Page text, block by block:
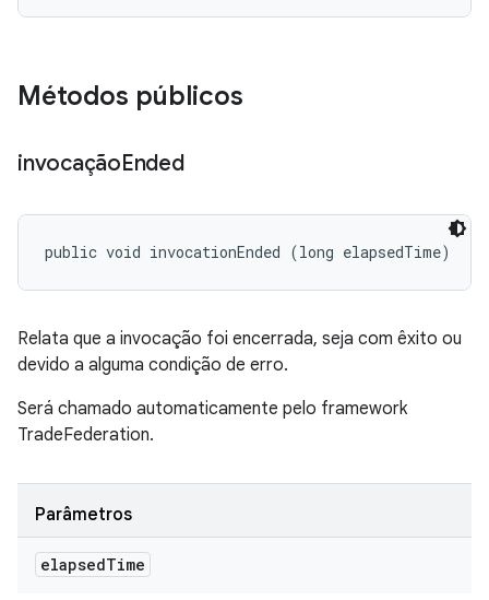
Métodos públicos
invocaçãoEnded
public void invocationEnded (long elapsedTime)
Relata que a invocação foi encerrada, seja com êxito ou
devido a alguma condição de erro.
Será chamado automaticamente pelo framework
TradeFederation.
Parâmetros
elapsedTime